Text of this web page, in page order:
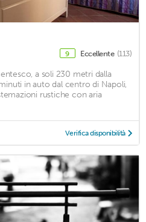
9 Eccellente (113)
a soli 230 metri dalla
in auto dal centro di Napoli,
rustiche con aria
Verifica disponibilità